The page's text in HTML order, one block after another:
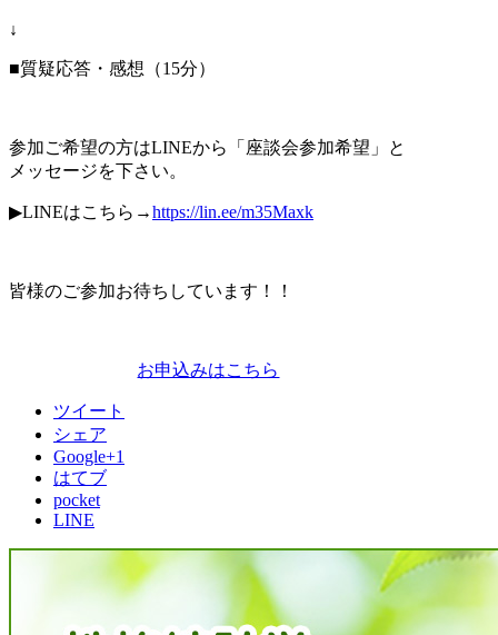
↓
■質疑応答・感想（15分）
参加ご希望の方はLINEから「座談会参加希望」と
メッセージを下さい。
▶︎LINEはこちら →https://lin.ee/m35Maxk
皆様のご参加お待ちしています！！
お申込みはこちら
ツイート
シェア
Google+1
はてブ
pocket
LINE